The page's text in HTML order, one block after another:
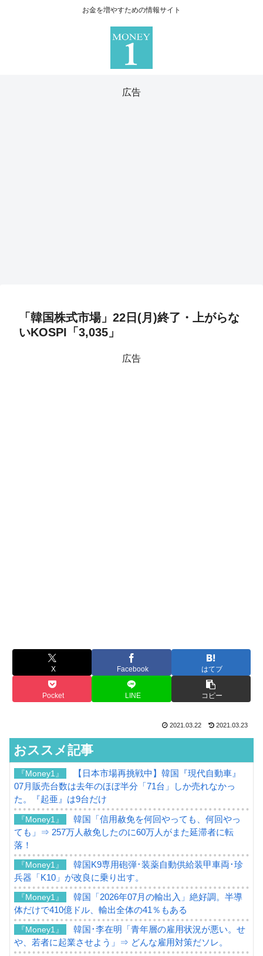
お金を増やすための情報サイト
広告
「韓国株式市場」22日(月)終了・上がらな
いKOSPI「3,035」
広告
X Facebook はてブ
Pocket LINE コピー
2021.03.22 2021.03.23
おススメ記事
『Money1』
【日本市場再挑戦中】韓国『現代自動車』
07月販売台数は去年のほぼ半分「71台」しか売れなかっ
た。『起亜』は9台だけ
『Money1』
韓国「信用赦免を何回やっても、何回やっ
ても」⇒ 257万人赦免したのに60万人がまた延滞者に転
落！
『Money1』
韓国K9専用砲弾･装薬自動供給装甲車両･珍
兵器「K10」が改良に乗り出す。
『Money1』
韓国「2026年07月の輸出入」絶好調。半導
体だけで410億ドル、輸出全体の41％もある
『Money1』
韓国･李在明「青年層の雇用状況が悪い。せ
や、若者に起業させよう」⇒ どんな雇用対策だソレ。